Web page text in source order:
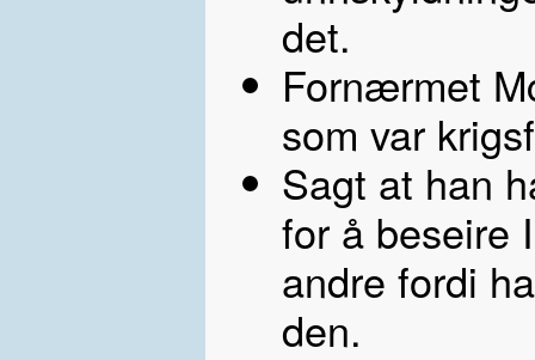
det.
Fornærmet
som var
Sagt at han
for å beseire
andre fordi
den.